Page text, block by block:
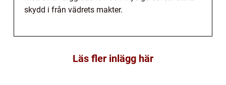
skydd i från vädrets makter.
Läs fler inlägg här